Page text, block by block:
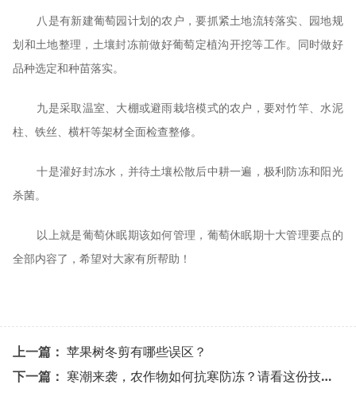
八是有新建葡萄园计划的农户，要抓紧土地流转落实、园地规
划和土地整理，土壤封冻前做好葡萄定植沟开挖等工作。同时做好
品种选定和种苗落实。
九是采取温室、大棚或避雨栽培模式的农户，要对竹竿、水泥
柱、铁丝、横杆等架材全面检查整修。
十是灌好封冻水，并待土壤松散后中耕一遍，极利防冻和阳光
杀菌。
以上就是葡萄休眠期该如何管理，葡萄休眠期十大管理要点的
全部内容了，希望对大家有所帮助！
上一篇： 苹果树冬剪有哪些误区？
下一篇： 寒潮来袭，农作物如何抗寒防冻？请看这份技术应对指南~